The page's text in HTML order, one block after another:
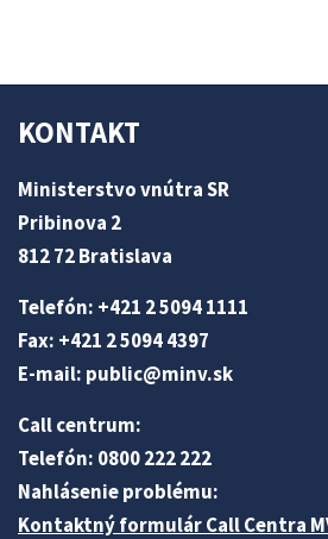
KONTAKT
Ministerstvo vnútra SR
Pribinova 2
812 72 Bratislava
Telefón: +421 2 5094 1111
Fax: +421 2 5094 4397
E-mail: public@minv.sk
Call centrum:
Telefón: 0800 222 222
Nahlásenie problému:
Kontaktný formulár Call Centra